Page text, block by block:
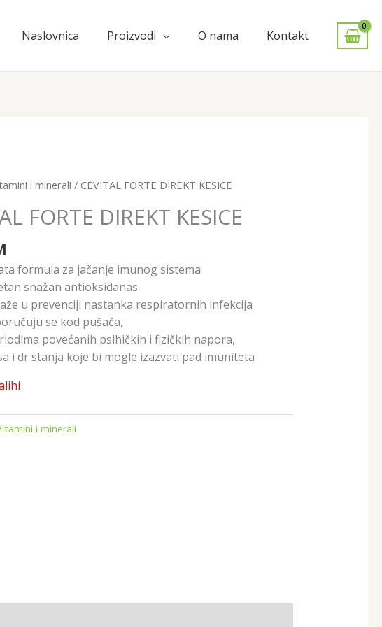
Naslovnica Proizvodi O nama Kontakt
i minerali / CEVITAL FORTE DIREKT KESICE
FORTE DIREKT KESICE
formula za jačanje imunog sistema
snažan antioksidanas
u prevenciji nastanka respiratornih infekcija
se kod pušača,
povećanih psihičkih i fizičkih napora,
i dr stanja koje bi mogle izazvati pad imuniteta
i minerali